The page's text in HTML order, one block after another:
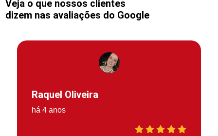
Veja o que nossos clientes
dizem nas avaliações do Google
Raquel Oliveira
há 4 anos